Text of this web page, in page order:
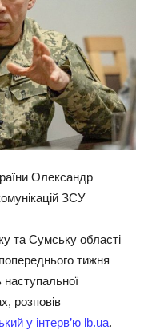
Олександр
ЗСУ
та Сумську області
тижня
наступальної
розповів
у інтерв’ю lb.ua.